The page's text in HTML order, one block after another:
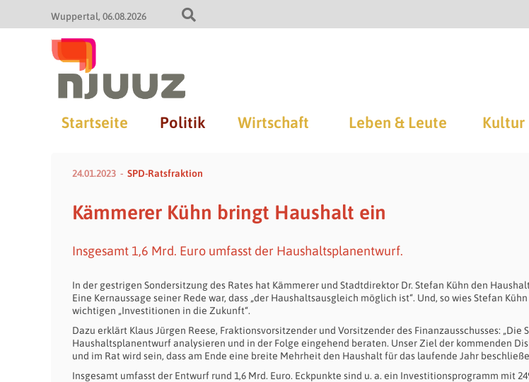
Wuppertal 06.08.2026
Startseite Politik Wirtschaft Leben & Leute Kultur
24.01.2023 SPD-Ratsfraktion
Kämmerer Kühn bringt Haushalt ein
Insgesamt 1,6 Mrd. Euro umfasst der Haushaltsplanentwurf.
In der gestrigen Sondersitzung des Rates hat Kämmerer und Stadtdirektor Dr. Stefan Kühn den
Eine Kernaussage seiner Rede war, dass „der Haushaltsausgleich möglich ist“. Und, so wies Stefan
wichtigen „Investitionen in die Zukunft“.
Dazu erklärt Klaus Jürgen Reese, Fraktionsvorsitzender und Vorsitzender des Finanzausschusses: „Die
Haushaltsplanentwurf analysieren und in der Folge eingehend beraten. Unser Ziel der kommenden
und im Rat wird sein, dass am Ende eine breite Mehrheit den Haushalt für das laufende Jahr
Insgesamt umfasst der Entwurf rund 1,6 Mrd. Euro. Eckpunkte sind u. a. ein Investitionsprogramm mit